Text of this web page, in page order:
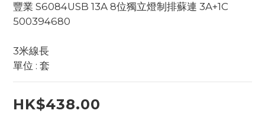
豐業 S6084USB 13A 8位獨立燈制排蘇連 3A+1C
500394680
3米線長
單位 : 套
HK$438.00